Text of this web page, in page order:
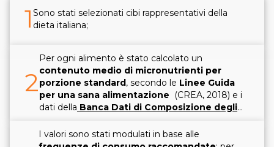
1 Sono stati selezionati cibi rappresentativi della
dieta italiana;
2
Per ogni alimento è stato calcolato un
contenuto medio di micronutrienti per
porzione standard, secondo le Linee Guida
per una sana alimentazione
(CREA, 2018) e i
dati della Banca Dati di Composizione degli
(BDA);
I valori sono stati modulati in base alle